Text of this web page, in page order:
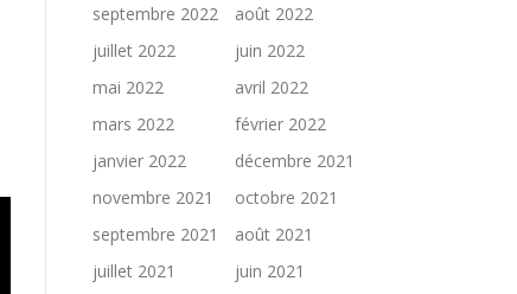
septembre 2022
août 2022
juillet 2022
juin 2022
mai 2022
avril 2022
mars 2022
février 2022
janvier 2022
décembre 2021
novembre 2021
octobre 2021
septembre 2021
août 2021
juillet 2021
juin 2021